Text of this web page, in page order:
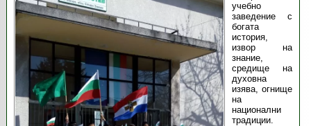
учебно
заведение с
богата
история,
извор на
знание,
средище на
духовна
изява, огнище
на
национални
традиции.